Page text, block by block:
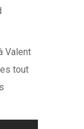
Valent
tout